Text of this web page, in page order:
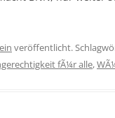
veröffentlicht.
fÃ¼r alle,